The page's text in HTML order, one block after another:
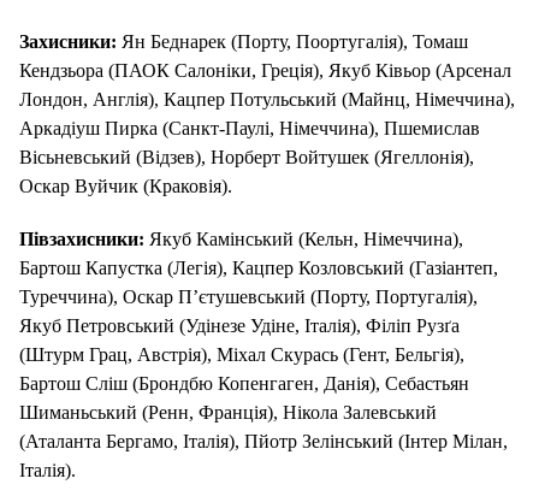
Захисники: Ян Беднарек (Порту, Поортугалія), Томаш
Кендзьора (ПАОК Салоніки, Греція), Якуб Ківьор (Арсенал
Лондон, Англія), Кацпер Потульський (Майнц, Німеччина),
Аркадіуш Пирка (Санкт-Паулі, Німеччина), Пшемислав
Вісьневський (Відзев), Норберт Войтушек (Ягеллонія),
Оскар Вуйчик (Краковія).
Півзахисники: Якуб Камінський (Кельн, Німеччина),
Бартош Капустка (Легія), Кацпер Козловський (Газіантеп,
Туреччина), Оскар П’єтушевський (Порту, Португалія),
Якуб Петровський (Удінезе Удіне, Італія), Філіп Рузґа
(Штурм Грац, Австрія), Мiхал Скурась (Гент, Бельгія),
Бартош Сліш (Брондбю Копенгаген, Данія), Себастьян
Шиманьський (Ренн, Франція), Нікола Залевський
(Аталанта Бергамо, Італія), Пйотр Зелінський (Інтер Мілан,
Італія).